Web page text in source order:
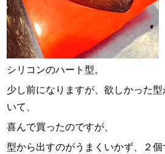
シリコンのハート型。
少し前になりますが、欲しかった
いて、
喜んで買ったのですが、
型から出すのがうまくいかず、２